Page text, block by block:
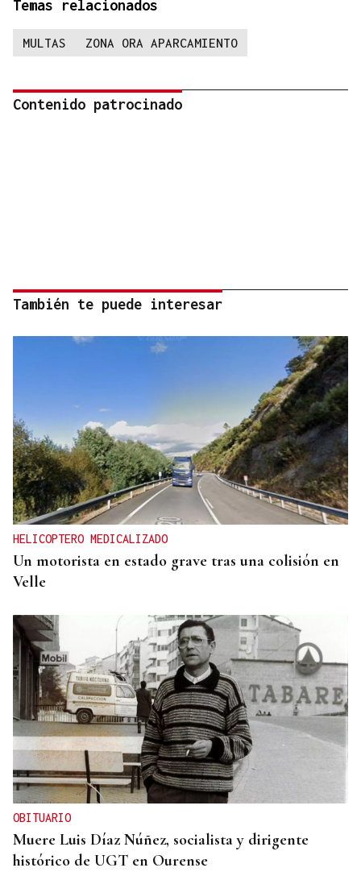
Temas relacionados
MULTAS ZONA ORA APARCAMIENTO
Contenido patrocinado
También te puede interesar
HELICOPTERO MEDICALIZADO
Un motorista en estado grave tras una colisión en
Velle
OBITUARIO
Muere Luis Díaz Núñez, socialista y dirigente
histórico de UGT en Ourense